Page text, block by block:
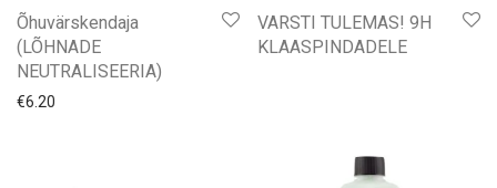
Õhuvärskendaja
(LÕHNADE
NEUTRALISEERIA)
€6.20
VARSTI TULEMAS! 9H
KLAASPINDADELE